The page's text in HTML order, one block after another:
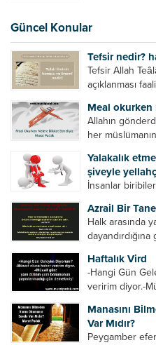
kurtulur.
Güncel Konular
Tefsir nedir?
Tefsir Allah
açıklanması
ayetleri
bunları izah
Meal
Allahın
her
yollarla
bir kelime olan
Yalakalık
şiveyle
İnsanlar
makam gücü,
diğer insanları
bu güçler...
Azrail Bir
Halk arasında
Azrail tek
canını...
Haftalık Vird
-Hangi Gün
veririm diyor.-
efendinin
Günü Hangi
Manasını
Var Mıdır?
Peygamber